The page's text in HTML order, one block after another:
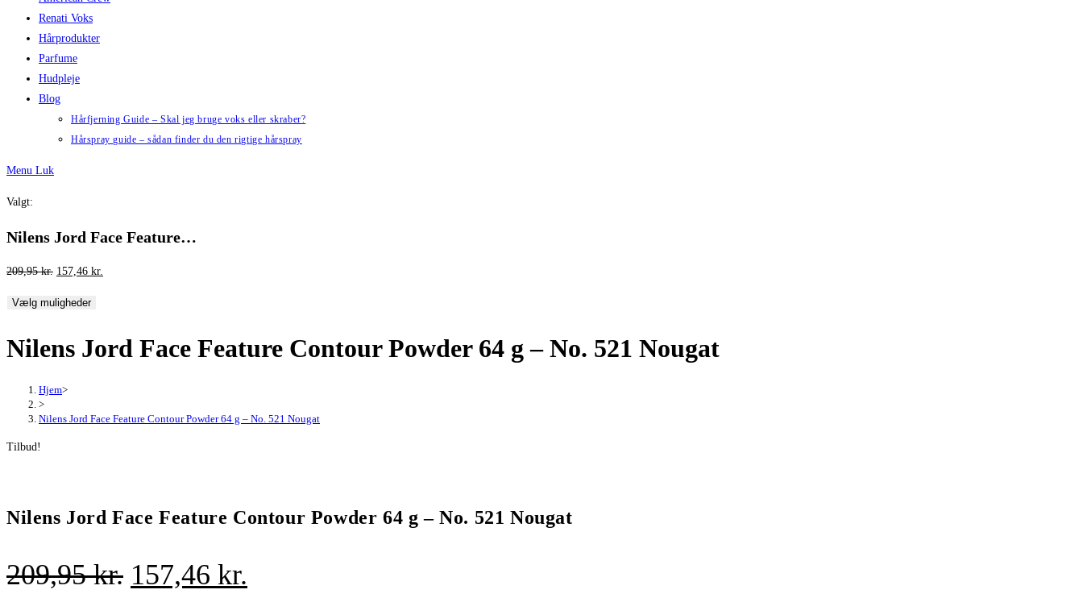
Renati Voks
Hårprodukter
Parfume
Hudpleje
Blog
Hårfjerning Guide – Skal jeg bruge voks eller skraber?
Hårspray guide – sådan finder du den rigtige hårspray
Menu Luk
Valgt:
Nilens Jord Face Feature…
209,95kr. Den
pris
209,95 kr..
157,46 kr.
157,46 kr..
Vælg muligheder
Nilens Jord Face Feature Contour Powder 64 g – No. 521 Nougat
Hjem>
>
Nilens Jord Face Feature Contour Powder 64 g – No. 521 Nougat
Tilbud!
Nilens Jord Face Feature Contour Powder 64 g – No. 521 Nougat
209,95kr. Den
157,46 kr.